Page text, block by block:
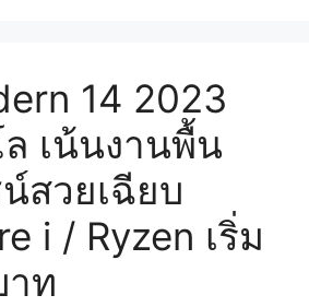
14 2023
ล เน้นงานพื้น
สวยเฉียบ
i / Ryzen เริ่ม
าท